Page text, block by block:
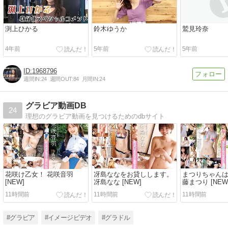
渕上ひかる
4年前
鈴木ゆうか
5年前
鷲見玲奈
5年前
1968796
週間IN:24 週間OUT:84 月間IN:24
24
グラビア動画DB
理想のグラビア動画を見つけるためのdbサイト
花咲け乙女！ 花咲音羽
[NEW]
11時間前
冴島ななをお貸しします。
冴島なな [NEW]
11時間前
まつりちゃん
藤まつり
11時間前
#グラビア #イメージビデオ #グラドル